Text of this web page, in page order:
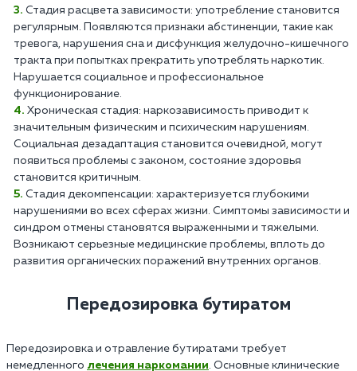
Стадия расцвета зависимости: употребление становится
регулярным. Появляются признаки абстиненции, такие как
тревога, нарушения сна и дисфункция желудочно-кишечного
тракта при попытках прекратить употреблять наркотик.
Нарушается социальное и профессиональное
функционирование.
Хроническая стадия: наркозависимость приводит к
значительным физическим и психическим нарушениям.
Социальная дезадаптация становится очевидной, могут
появиться проблемы с законом, состояние здоровья
становится критичным.
Стадия декомпенсации: характеризуется глубокими
нарушениями во всех сферах жизни. Симптомы зависимости и
синдром отмены становятся выраженными и тяжелыми.
Возникают серьезные медицинские проблемы, вплоть до
развития органических поражений внутренних органов.
Передозировка бутиратом
Передозировка и отравление бутиратами требует
немедленного лечения наркомании. Основные клинические